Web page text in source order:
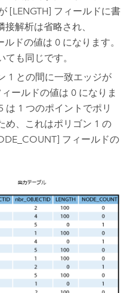
[LENGTH] フィールドに書
解析は省略され、
ドの値は 0 になります。
も同じです。
1 との間に一致エッジが
ールドの値は 0 になりま
は 1 つのポイントでポリ
め、これはポリゴン 1 の
フィールドの